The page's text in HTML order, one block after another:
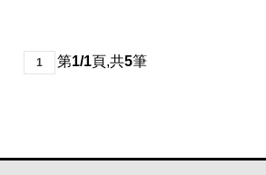
1 第1/1頁,共5筆